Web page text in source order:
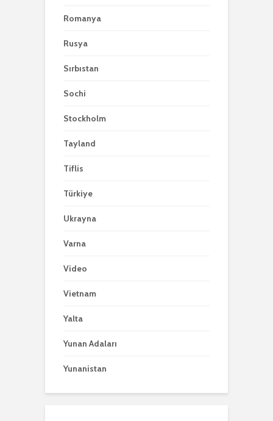
Romanya
Rusya
Sırbıstan
Sochi
Stockholm
Tayland
Tiflis
Türkiye
Ukrayna
Varna
Video
Vietnam
Yalta
Yunan Adaları
Yunanistan